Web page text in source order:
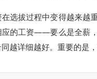
选拔过程中变得越来越
的工资——要么是全薪
越详细越好。重要的是